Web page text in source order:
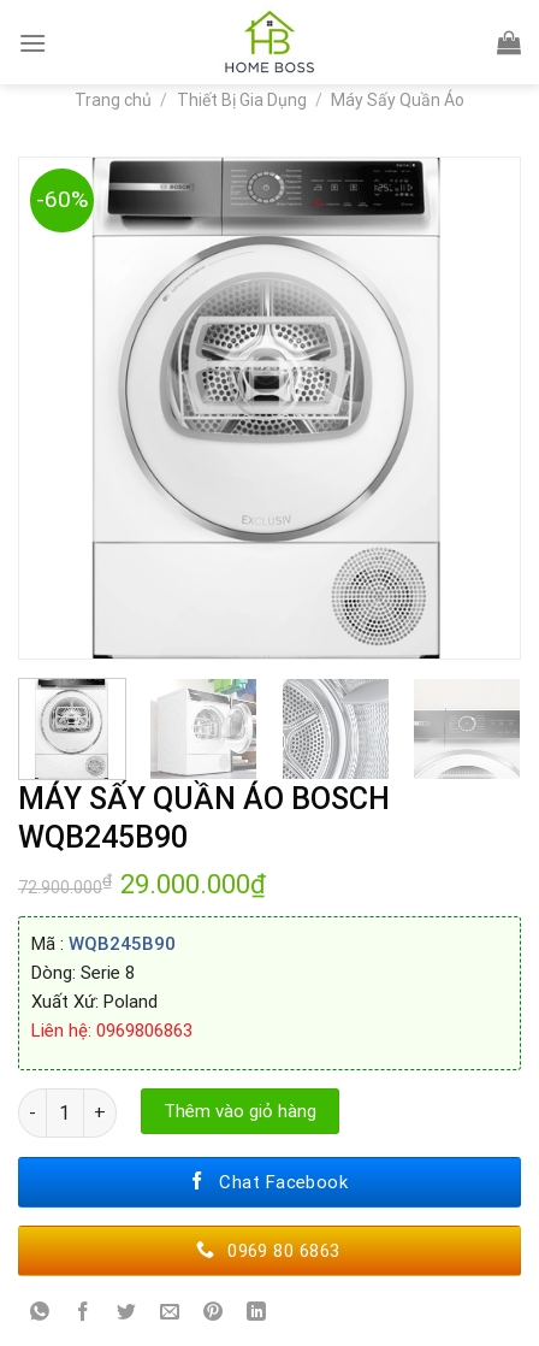
Trang chủ / Thiết Bị Gia Dụng / Máy Sấy Quần Áo
-60%
MÁY SẤY QUẦN ÁO BOSCH
WQB245B90
72.900.000₫ Giá
gốc
là:
29.000.000₫Giá
tại
Mã : WQB245B90
Dòng: Serie 8
Xuất Xứ: Poland
Liên hệ: 0969806863
MÁY SẤY QUẦN ÁO BOSCH WQB245B90 số lượng
Thêm vào giỏ hàng
Chat Facebook
0969 80 6863